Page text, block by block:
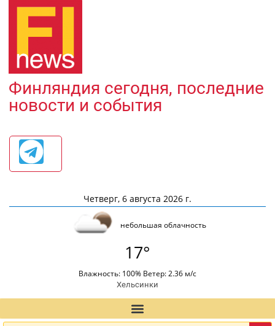
Финляндия сегодня, последние
новости и события
Четверг, 6 августа 2026 г.
небольшая облачность
17°
Влажность: 100% Ветер: 2.36 м/с
Хельсинки